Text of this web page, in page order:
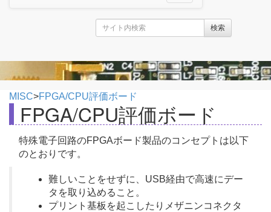
検索
MISC>FPGA/CPU評価ボード
FPGA/CPU評価ボード
特殊電子回路のFPGAボード製品のコンセプトは以下
のとおりです。
難しいことをせずに、USB経由で高速にデー
タを取り込めること。
プリント基板を起こしたりメザニンコネクタ